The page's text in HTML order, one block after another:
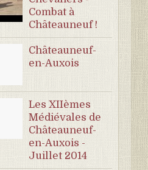
Combat à
Châteauneuf !
Châteauneuf-
en-Auxois
Les XIIèmes
Médiévales de
Châteauneuf-
en-Auxois -
Juillet 2014